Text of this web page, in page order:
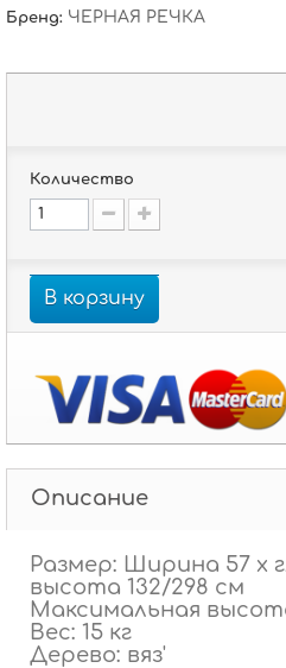
Бренд: ЧЕРНАЯ РЕЧКА
Количество
В корзину
Описание
Размер: Ширина 57 x
высота 132/298 см
Максимальная
Вес: 15 кг
Дерево: вяз'